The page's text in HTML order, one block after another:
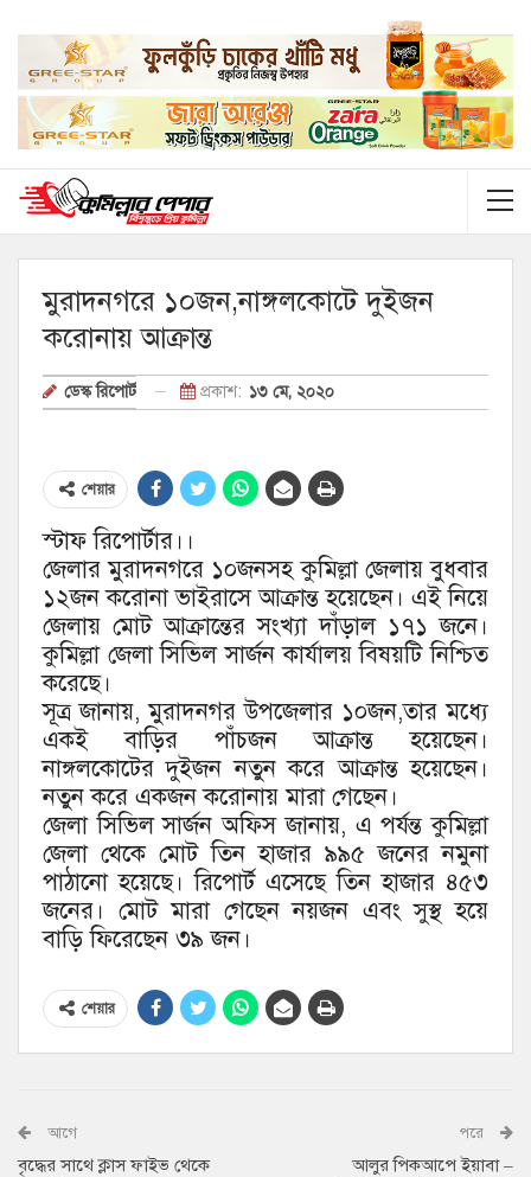
মুরাদনগরে ১০জন,নাঙ্গলকোটে দুইজন
করোনায় আক্রান্ত
ডেস্ক রিপোর্ট প্রকাশ: ১৩ মে, ২০২০
শেয়ার
স্টাফ রিপোর্টার।।
জেলার মুরাদনগরে ১০জনসহ কুমিল্লা জেলায় বুধবার
১২জন করোনা ভাইরাসে আক্রান্ত হয়েছেন। এই নিয়ে
জেলায় মোট আক্রান্তের সংখ্যা দাঁড়াল ১৭১ জনে।
কুমিল্লা জেলা সিভিল সার্জন কার্যালয় বিষয়টি নিশ্চিত
করেছে।
সূত্র জানায়, মুরাদনগর উপজেলার ১০জন,তার মধ্যে
একই বাড়ির পাঁচজন আক্রান্ত হয়েছেন।
নাঙ্গলকোটের দুইজন নতুন করে আক্রান্ত হয়েছেন।
নতুন করে একজন করোনায় মারা গেছেন।
জেলা সিভিল সার্জন অফিস জানায়, এ পর্যন্ত কুমিল্লা
জেলা থেকে মোট তিন হাজার ৯৯৫ জনের নমুনা
পাঠানো হয়েছে। রিপোর্ট এসেছে তিন হাজার ৪৫৩
জনের। মোট মারা গেছেন নয়জন এবং সুস্থ হয়ে
বাড়ি ফিরেছেন ৩৯ জন।
শেয়ার
আগে
বৃদ্ধের সাথে ক্লাস ফাইভ থেকে
পরে
আলুর পিকআপে ইয়াবা –